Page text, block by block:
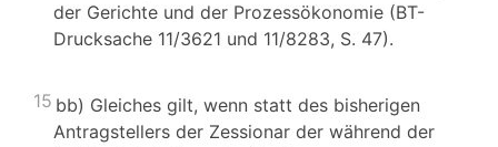
der Gerichte und der Prozessökonomie (BT-
Drucksache 11/3621 und 11/8283, S. 47).
15 bb) Gleiches gilt, wenn statt des bisherigen
Antragstellers der Zessionar der während der